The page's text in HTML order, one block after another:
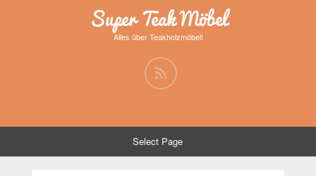
Super Teak Möbel
Alles über Teakholzmöbel!
Select Page